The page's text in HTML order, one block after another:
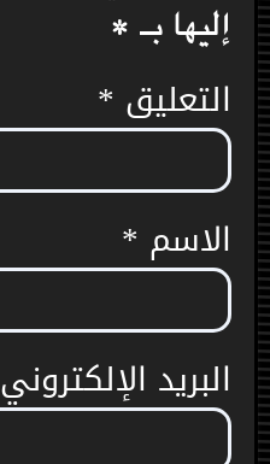
إليها بـ *
التعليق *
الاسم *
البريد الإلكتروني